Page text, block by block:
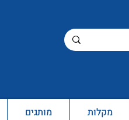
מקלות מותגים